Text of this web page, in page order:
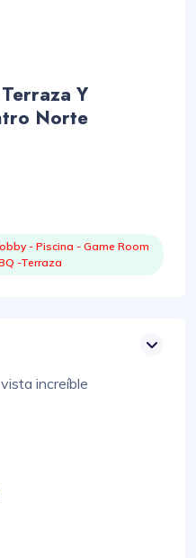
Y
Norte
- Piscina - Game Room
-Terraza
increíble